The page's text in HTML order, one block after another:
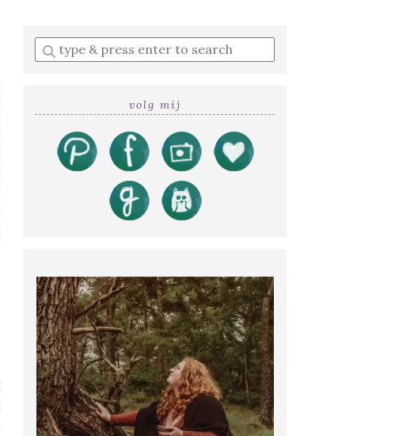
Enter
a
volg mij